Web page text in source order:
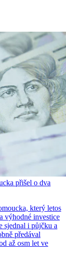
přišel o dva
který letos
výhodné investice
sjednal i půjčku a
předával
až osm let ve